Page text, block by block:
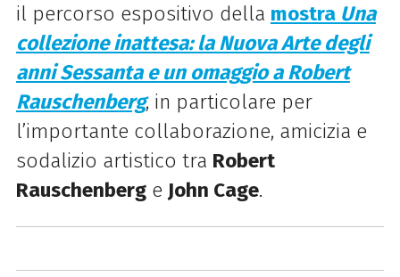
il percorso espositivo della mostra Una
collezione inattesa: la Nuova Arte degli
anni Sessanta e un omaggio a Robert
Rauschenberg, in particolare per
l’importante collaborazione, amicizia e
sodalizio artistico tra Robert
Rauschenberge John Cage.